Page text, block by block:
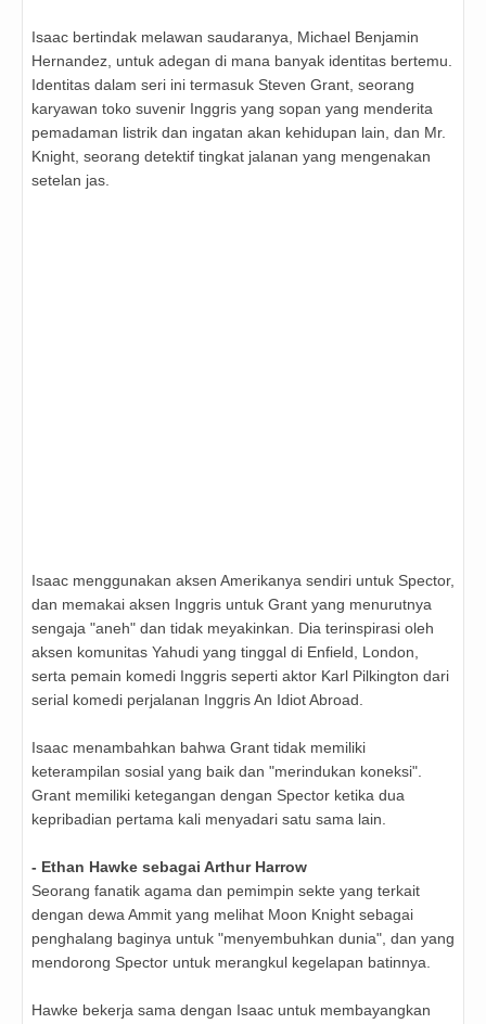
Isaac bertindak melawan saudaranya, Michael Benjamin
Hernandez, untuk adegan di mana banyak identitas bertemu.
Identitas dalam seri ini termasuk Steven Grant, seorang
karyawan toko suvenir Inggris yang sopan yang menderita
pemadaman listrik dan ingatan akan kehidupan lain, dan Mr.
Knight, seorang detektif tingkat jalanan yang mengenakan
setelan jas.
Isaac menggunakan aksen Amerikanya sendiri untuk Spector,
dan memakai aksen Inggris untuk Grant yang menurutnya
sengaja "aneh" dan tidak meyakinkan. Dia terinspirasi oleh
aksen komunitas Yahudi yang tinggal di Enfield, London,
serta pemain komedi Inggris seperti aktor Karl Pilkington dari
serial komedi perjalanan Inggris An Idiot Abroad.
Isaac menambahkan bahwa Grant tidak memiliki
keterampilan sosial yang baik dan "merindukan koneksi".
Grant memiliki ketegangan dengan Spector ketika dua
kepribadian pertama kali menyadari satu sama lain.
- Ethan Hawke sebagai Arthur Harrow
Seorang fanatik agama dan pemimpin sekte yang terkait
dengan dewa Ammit yang melihat Moon Knight sebagai
penghalang baginya untuk "menyembuhkan dunia", dan yang
mendorong Spector untuk merangkul kegelapan batinnya.
Hawke bekerja sama dengan Isaac untuk membayangkan